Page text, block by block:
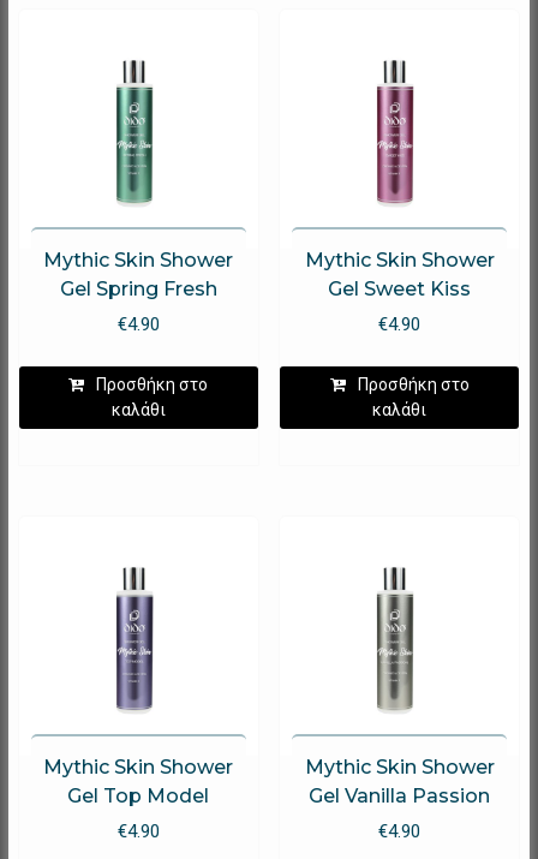
Mythic Skin Shower
Gel Spring Fresh
€4.90
Προσθήκη στο
καλάθι
Mythic Skin Shower
Gel Sweet Kiss
€4.90
Προσθήκη στο
καλάθι
Mythic Skin Shower
Gel Top Model
€4.90
Mythic Skin Shower
Gel Vanilla Passion
€4.90